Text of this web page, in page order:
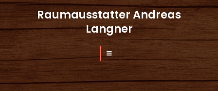
Zum
Inhalt
springen
Raumausstatter Andreas
Langner